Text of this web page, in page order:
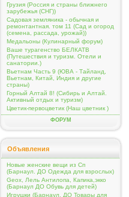
Грузия (Россия и страны ближнего
зарубежья (СНГ))
Садовая земляника - обычная и
ремонтантная. том 11 (Сад и огород
(семена, рассада, урожай))
Медальоны (Кулинарный форум)
Ваше турагенство БЕЛКАТВ
(Путешествия и туризм. Отели и
санатории.)
Вьетнам Часть 9 (ЮВА - Тайланд,
Вьетнам, Китай, Индия и другие
страны)
Горный Алтай 8! (Сибирь и Алтай.
Активный отдых и туризм)
Цветик-первоцветик (Наш цветник )
ФОРУМ
Объявления
Новые женские вещи из Сп
(Барнаул. ДО Одежда для взрослых)
Geox, Лель Антилопа, Капика,экко
(Барнаул ДО Обувь для детей)
Игрушки (Барнаул. ДО Товары для